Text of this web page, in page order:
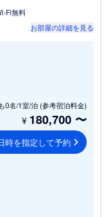
Fi無料
お部屋の詳細を見る
0名/1室/泊 (参考宿泊料金)
¥ 180,700 〜
時を指定して予約